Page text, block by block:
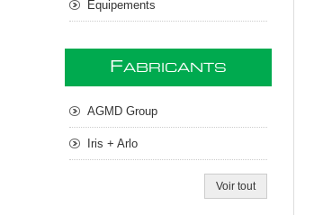
Équipements
FABRICANTS
AGMD Group
Iris + Arlo
Voir tout